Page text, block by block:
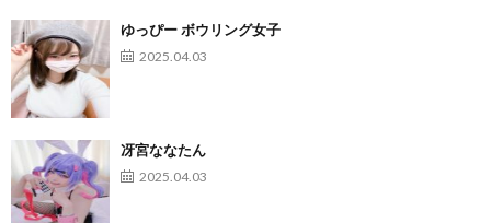
ゆっぴー ボウリング女子
2025.04.03
冴宮ななたん
2025.04.03